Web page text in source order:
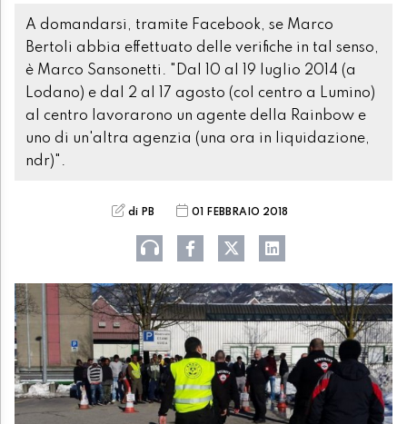
A domandarsi, tramite Facebook, se Marco
Bertoli abbia effettuato delle verifiche in tal senso,
è Marco Sansonetti. "Dal 10 al 19 luglio 2014 (a
Lodano) e dal 2 al 17 agosto (col centro a Lumino)
al centro lavorarono un agente della Rainbow e
uno di un'altra agenzia (una ora in liquidazione,
ndr)".
di PB 01 FEBBRAIO 2018